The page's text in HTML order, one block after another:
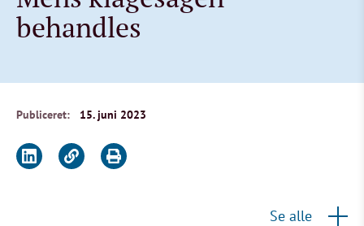
behandles
Publiceret: 15. juni 2023
Se alle